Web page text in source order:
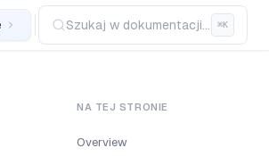
Szukaj w dokumentacji... ⌘K
NA TEJ STRONIE
Overview